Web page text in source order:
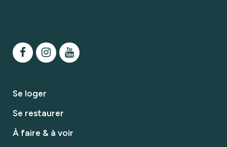
Se loger
Se restaurer
À faire & à voir